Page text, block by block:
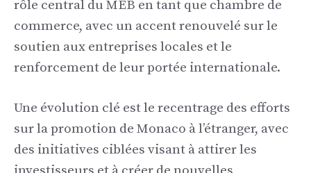
rôle central du MEB en tant que chambre de
commerce, avec un accent renouvelé sur le
soutien aux entreprises locales et le
renforcement de leur portée internationale.
Une évolution clé est le recentrage des efforts
sur la promotion de Monaco à l’étranger, avec
des initiatives ciblées visant à attirer les